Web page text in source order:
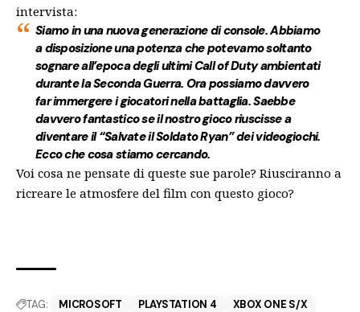
intervista:
Siamo in una nuova generazione di console. Abbiamo
a disposizione una potenza che potevamo soltanto
sognare all’epoca degli ultimi Call of Duty ambientati
durante la Seconda Guerra. Ora possiamo davvero
far immergere i giocatori nella battaglia. Saebbe
davvero fantastico se il nostro gioco riuscisse a
diventare il “Salvate il Soldato Ryan” dei videogiochi.
Ecco che cosa stiamo cercando.
Voi cosa ne pensate di queste sue parole? Riusciranno a
ricreare le atmosfere del film con questo gioco?
TAG: MICROSOFT PLAYSTATION 4
XBOX ONE S/X